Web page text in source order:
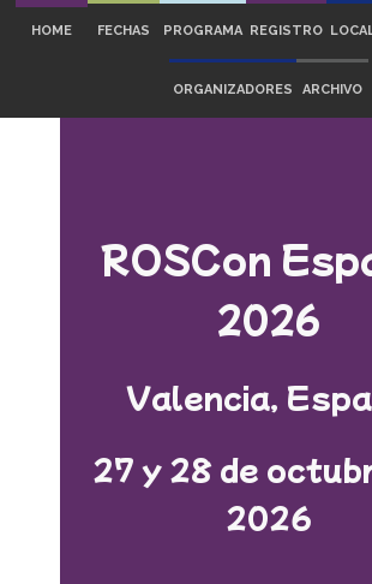
HOME FECHAS PROGRAMA REGISTRO
ORGANIZADORES ARCHIVO
ROSCon
2026
Valencia,
27 y 28 de
2026